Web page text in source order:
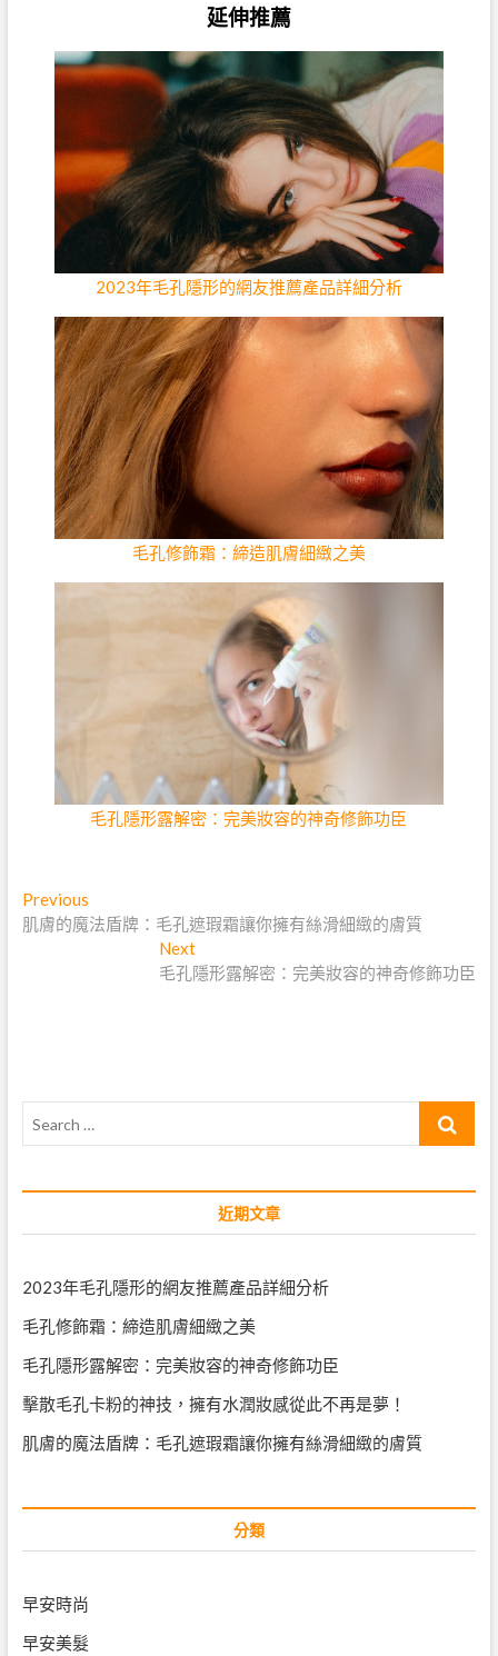
延伸推薦
2023年毛孔隱形的網友推薦產品詳細分析
毛孔修飾霜：締造肌膚細緻之美
毛孔隱形露解密：完美妝容的神奇修飾功臣
文
章
PreviousPrevious
post:
肌膚的魔法盾牌：毛孔遮瑕霜讓你擁有絲滑細緻的膚質
NextNext
post:
毛孔隱形露解密：完美妝容的神奇修飾功臣
Search
近期文章
2023年毛孔隱形的網友推薦產品詳細分析
毛孔修飾霜：締造肌膚細緻之美
毛孔隱形露解密：完美妝容的神奇修飾功臣
擊散毛孔卡粉的神技，擁有水潤妝感從此不再是夢！
肌膚的魔法盾牌：毛孔遮瑕霜讓你擁有絲滑細緻的膚質
分類
早安時尚
早安美髮